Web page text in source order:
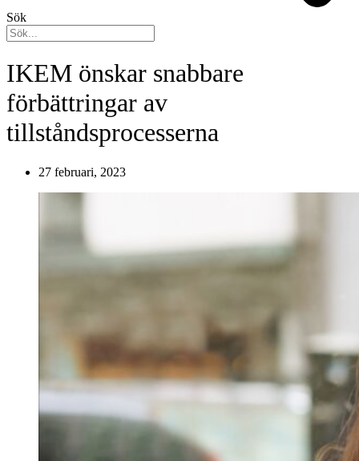
Sök
IKEM önskar snabbare
förbättringar av
tillståndsprocesserna
27 februari, 2023